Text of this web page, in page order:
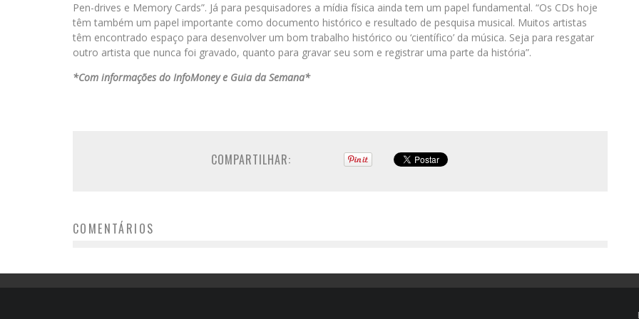
Pen-drives e Memory Cards”. Já para pesquisadores a mídia física ainda tem um papel fundamental. “Os CDs hoje
têm também um papel importante como documento histórico e resultado de pesquisa musical. Muitos artistas
têm encontrado espaço para desenvolver um bom trabalho histórico ou ‘científico’ da música. Seja para resgatar
outro artista que nunca foi gravado, quanto para gravar seu som e registrar uma parte da história”.
*Com informações do InfoMoney e Guia da Semana*
COMPARTILHAR:
COMENTÁRIOS